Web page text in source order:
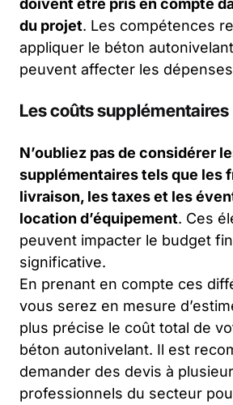
doivent être pris en compte
du projet. Les compétences
appliquer le béton
peuvent affecter les
Les coûts supplémentaires
N’oubliez pas de considérer
supplémentaires tels que les
livraison, les taxes et les
location d’équipement. Ces
peuvent impacter le budget
significative.
En prenant en compte ces
vous serez en mesure
plus précise le coût total de
béton autonivelant. Il est
demander des devis à
professionnels du secteur